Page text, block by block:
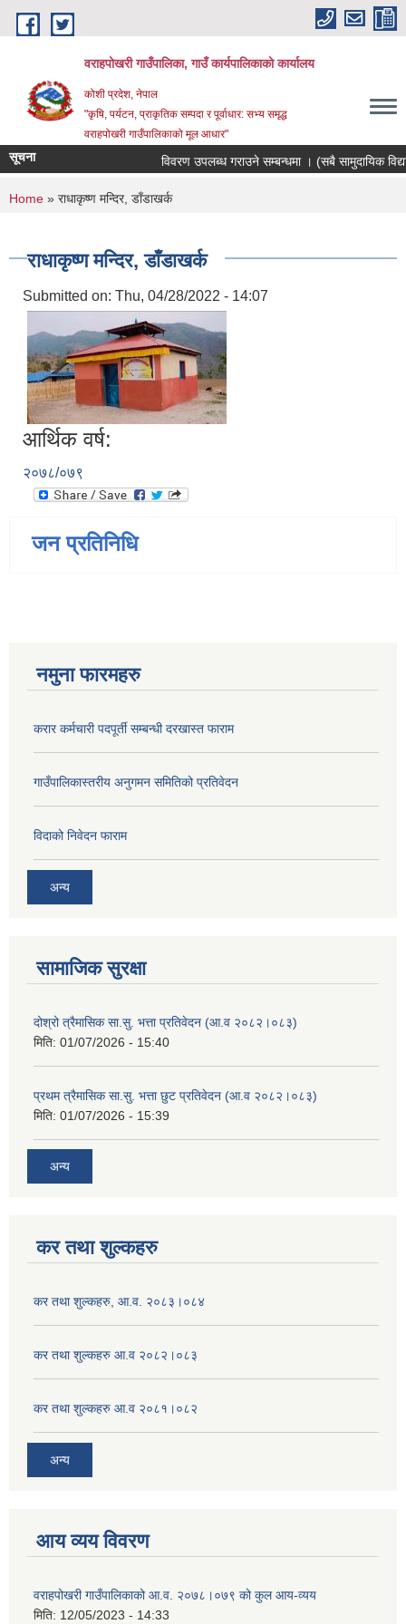
Skip to main content
वराहपोखरी गाउँपालिका, गाउँ कार्यपालिकाको कार्यालय
कोशी प्रदेश, नेपाल
"कृषि, पर्यटन, प्राकृतिक सम्पदा र पूर्वाधार: सभ्य समृद्ध
वराहपोखरी गाउँपालिकाको मूल आधार"
सूचना विवरण उपलब्ध गराउने सम्बन्धमा । (सबै सामुदायिक
You are here
Home » राधाकृष्ण मन्दिर, डाँडाखर्क
राधाकृष्ण मन्दिर, डाँडाखर्क
Submitted on: Thu, 04/28/2022 - 14:07
आर्थिक वर्ष:
२०७८/०७९
जन प्रतिनिधि
नमुना फारमहरु
करार कर्मचारी पदपूर्ती सम्बन्धी दरखास्त फाराम
गाउँपालिकास्तरीय अनुगमन समितिको प्रतिवेदन
विदाको निवेदन फाराम
अन्य
सामाजिक सुरक्षा
दोश्रो त्रैमासिक सा.सु. भत्ता प्रतिवेदन (आ.व २०८२।०८३)
मिति: 01/07/2026 - 15:40
प्रथम त्रैमासिक सा.सु. भत्ता छुट प्रतिवेदन (आ.व २०८२।०८३)
मिति: 01/07/2026 - 15:39
अन्य
कर तथा शुल्कहरु
कर तथा शुल्कहरु, आ.व. २०८३।०८४
कर तथा शुल्कहरु आ.व २०८२।०८३
कर तथा शुल्कहरु आ.व २०८१।०८२
अन्य
आय व्यय विवरण
वराहपोखरी गाउँपालिकाको आ.व. २०७८।०७९ को कुल आय-व्यय
मिति: 12/05/2023 - 14:33